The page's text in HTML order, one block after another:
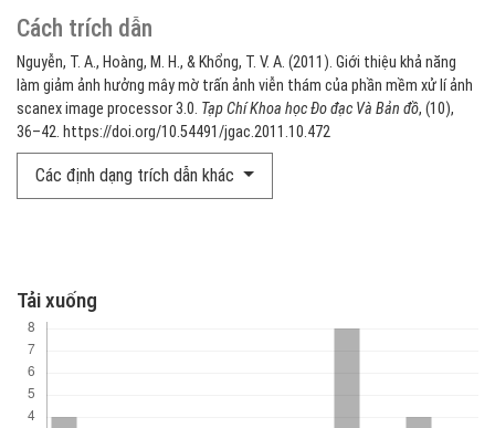
Cách trích dẫn
Nguyễn, T. A., Hoàng, M. H., & Khổng, T. V. A. (2011). Giới thiệu khả năng
làm giảm ảnh hưởng mây mờ trấn ảnh viễn thám của phần mềm xử lí ảnh
scanex image processor 3.0. Tạp Chí Khoa học Đo đạc Và Bản đồ, (10),
36–42. https://doi.org/10.54491/jgac.2011.10.472
Các định dạng trích dẫn khác
Tải xuống